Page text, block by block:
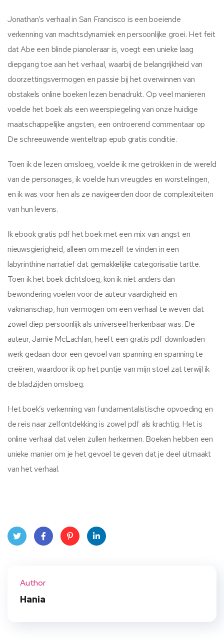
Jonathan’s verhaal in San Francisco is een boeiende
verkenning van machtsdynamiek en persoonlijke groei. Het feit
dat Abe een blinde pianoleraar is, voegt een unieke laag
diepgang toe aan het verhaal, waarbij de belangrijkheid van
doorzettingsvermogen en passie bij het overwinnen van
obstakels online boeken lezen benadrukt. Op veel manieren
voelde het boek als een weerspiegeling van onze huidige
maatschappelijke angsten, een ontroerend commentaar op
De schreeuwende wenteltrap epub gratis conditie.
Toen ik de lezen omsloeg, voelde ik me getrokken in de wereld
van de personages, ik voelde hun vreugdes en worstelingen,
en ik was voor hen als ze navigeerden door de complexiteiten
van hun levens.
Ik ebook gratis pdf het boek met een mix van angst en
nieuwsgierigheid, alleen om mezelf te vinden in een
labyrinthine narratief dat gemakkelijke categorisatie tartte.
Toen ik het boek dichtsloeg, kon ik niet anders dan
bewondering voelen voor de auteur vaardigheid en
vakmanschap, hun vermogen om een verhaal te weven dat
zowel diep persoonlijk als universeel herkenbaar was. De
auteur, Jamie McLachlan, heeft een gratis pdf downloaden
werk gedaan door een gevoel van spanning en spanning te
creëren, waardoor ik op het puntje van mijn stoel zat terwijl ik
de bladzijden omsloeg.
Het boek’s verkenning van fundamentalistische opvoeding en
de reis naar zelfontdekking is zowel pdf als krachtig. Het is
online verhaal dat velen zullen herkennen. Boeken hebben een
unieke manier om je het gevoel te geven dat je deel uitmaakt
van het verhaal.
Author
Hania